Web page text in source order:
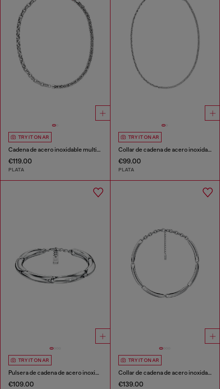
TRY IT ON AR
Cadena de acero inoxidable multiuso
€119.00
PLATA
TRY IT ON AR
Collar de cadena de acero inoxidable multiuso
€99.00
PLATA
TRY IT ON AR
Pulsera de cadena de acero inoxidable
€109.00
TRY IT ON AR
Collar de cadena de acero inoxidable
€139.00